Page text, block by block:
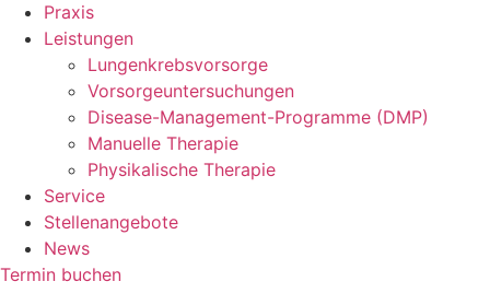
Praxis
Leistungen
Lungenkrebsvorsorge
Vorsorgeuntersuchungen
Disease-Management-Programme (DMP)
Manuelle Therapie
Physikalische Therapie
Service
Stellenangebote
News
Termin buchen